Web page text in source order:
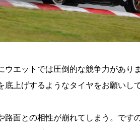
ウエットでは圧倒的な競争力があり
上げするようなタイヤをお願いし
路面との相性が崩れてしまう。です